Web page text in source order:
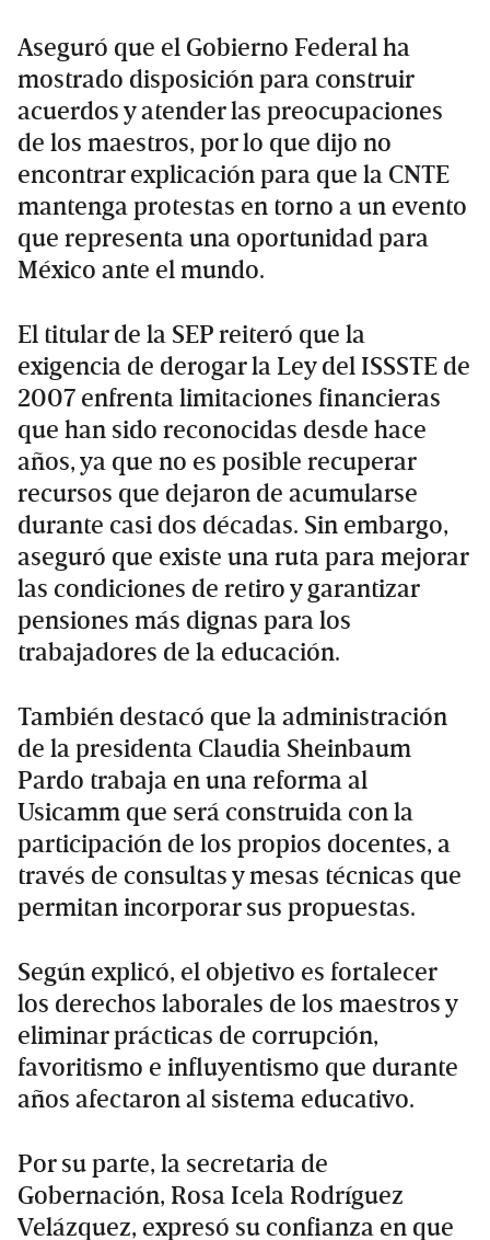
Aseguró que el Gobierno Federal ha
mostrado disposición para construir
acuerdos y atender las preocupaciones
de los maestros, por lo que dijo no
encontrar explicación para que la CNTE
mantenga protestas en torno a un evento
que representa una oportunidad para
México ante el mundo.
El titular de la SEP reiteró que la
exigencia de derogar la Ley del ISSSTE de
2007 enfrenta limitaciones financieras
que han sido reconocidas desde hace
años, ya que no es posible recuperar
recursos que dejaron de acumularse
durante casi dos décadas. Sin embargo,
aseguró que existe una ruta para mejorar
las condiciones de retiro y garantizar
pensiones más dignas para los
trabajadores de la educación.
También destacó que la administración
de la presidenta Claudia Sheinbaum
Pardo trabaja en una reforma al
Usicamm que será construida con la
participación de los propios docentes, a
través de consultas y mesas técnicas que
permitan incorporar sus propuestas.
Según explicó, el objetivo es fortalecer
los derechos laborales de los maestros y
eliminar prácticas de corrupción,
favoritismo e influyentismo que durante
años afectaron al sistema educativo.
Por su parte, la secretaria de
Gobernación, Rosa Icela Rodríguez
Velázquez, expresó su confianza en que